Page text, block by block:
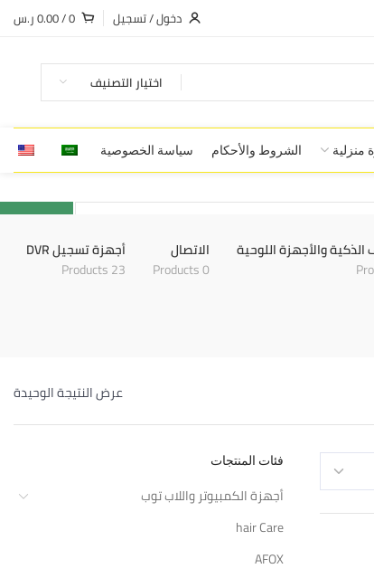
دخول / تسجيل 0
/
0.00ر.س
اختيار التصنيف
منزلية الشروط والأحكام سياسة الخصوصية
Search
الذكية والأجهزة اللوحية
الاتصال
0 Products
أجهزة تسجيل DVR
23 Products
عرض النتيجة الوحيدة
فئات المنتجات
أجهزة الكمبيوتر واللاب توب
hair Care
AFOX